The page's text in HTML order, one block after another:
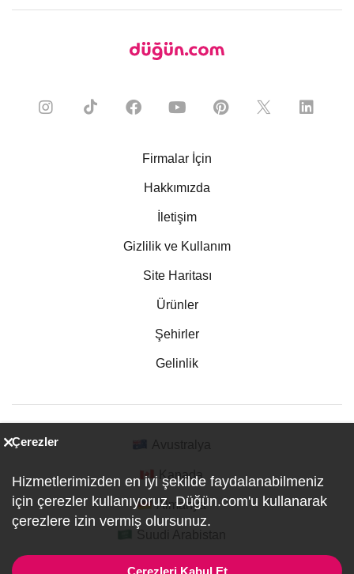
Firmalar İçin
Hakkımızda
İletişim
Gizlilik ve Kullanım
Site Haritası
Ürünler
Şehirler
Gelinlik
Kanada
Almanya
Çerezler
Hizmetlerimizden en iyi şekilde faydalanabilmeniz
için çerezler kullanıyoruz. Düğün.com'u kullanarak
çerezlere izin vermiş olursunuz.
Çerezleri Kabul Et